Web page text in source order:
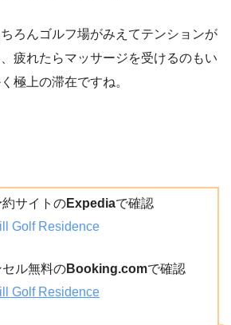
ろんゴルフ場がみえてテンションが
疲れたらマッサージを受けるのもい
極上の滞在ですね。
サイトのExpediaで確認
Golf Residence
ル無料のBooking.comで確認
Golf Residence